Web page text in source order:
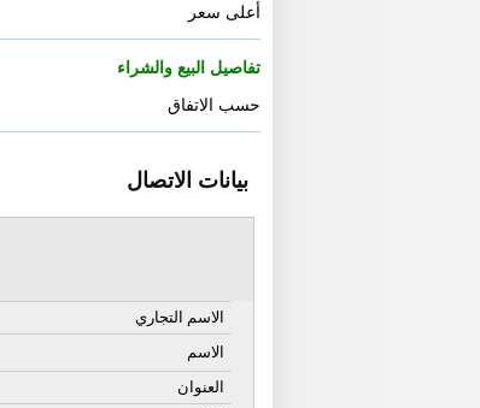
أعلى سعر
تفاصيل البيع والشراء
حسب الاتفاق
بيانات الاتصال
الاسم التجاري
الاسم
العنوان